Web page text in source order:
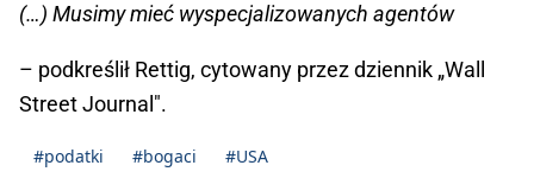
(…) Musimy mieć wyspecjalizowanych agentów
– podkreślił Rettig, cytowany przez dziennik „Wall
Street Journal".
#podatki #bogaci #USA